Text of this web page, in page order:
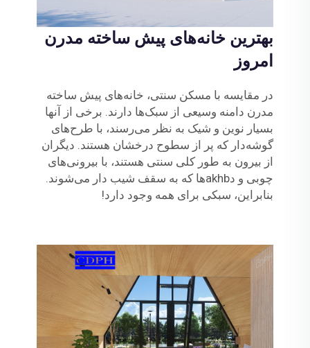
بهترین خانه‌های پیش ساخته مدرن
امروز
در مقایسه با مسکن سنتی، خانه‌های پیش ساخته
مدرن دامنه وسیعی از سبک‌ها دارند. برخی از آنها
بسیار نوین و شیک به نظر می‌رسند، با طرح‌های
گوشه‌دار که پر از سطوح درخشان هستند. دیگران
از بیرون به طور کلی سنتی هستند، با بیرونی‌های
چوبی و دakhbها که به سقف شیب دار می‌شوند.
بنابراین، سبکی برای همه وجود دارد!